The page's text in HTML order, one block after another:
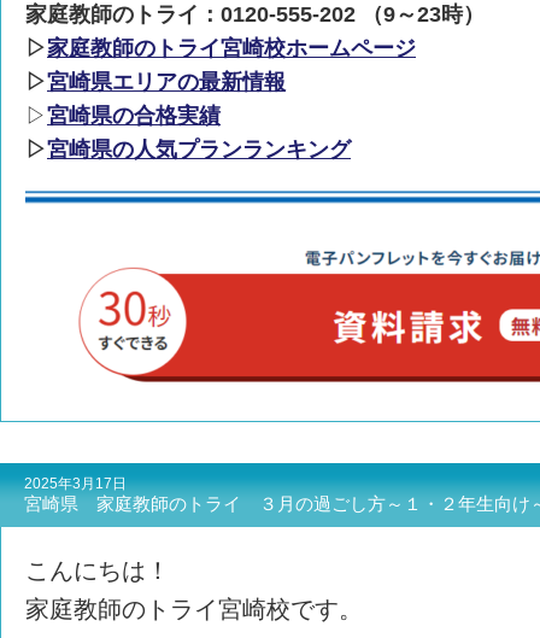
家庭教師のトライ：0120-555-202 （9～23時）
▷家庭教師のトライ宮崎校ホームページ
▷宮崎県エリアの最新情報
▷宮崎県の合格実績
▷宮崎県の人気プランランキング
2025年3月17日
宮崎県 家庭教師のトライ ３月の過ごし方～１・２年生向け
こんにちは！
家庭教師のトライ宮崎校です。